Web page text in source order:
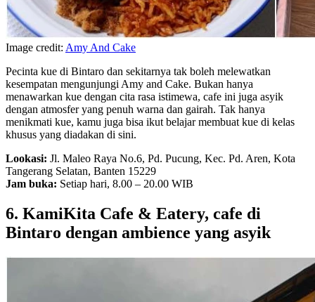
Image credit: Amy And Cake
Pecinta kue di Bintaro dan sekitarnya tak boleh melewatkan
kesempatan mengunjungi Amy and Cake. Bukan hanya
menawarkan kue dengan cita rasa istimewa, cafe ini juga asyik
dengan atmosfer yang penuh warna dan gairah. Tak hanya
menikmati kue, kamu juga bisa ikut belajar membuat kue di kelas
khusus yang diadakan di sini.
Lookasi: Jl. Maleo Raya No.6, Pd. Pucung, Kec. Pd. Aren, Kota
Tangerang Selatan, Banten 15229
Jam buka: Setiap hari, 8.00 – 20.00 WIB
6. KamiKita Cafe & Eatery, cafe di
Bintaro dengan ambience yang asyik